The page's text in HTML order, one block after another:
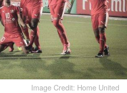
Image Credit: Home United